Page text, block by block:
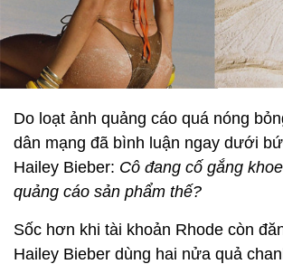
Do loạt ảnh quảng cáo quá nóng
dân mạng đã bình luận ngay dưới
Hailey Bieber: Cô đang cố gắng
quảng cáo sản phẩm thế?
Sốc hơn khi tài khoản Rhode còn
Hailey Bieber dùng hai nửa quả